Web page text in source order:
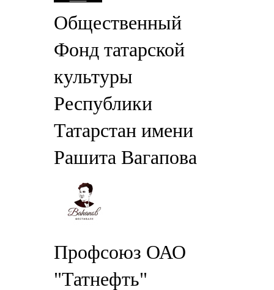
Общественный
Фонд татарской
культуры
Республики
Татарстан имени
Рашита Вагапова
Профсоюз ОАО
"Татнефть"